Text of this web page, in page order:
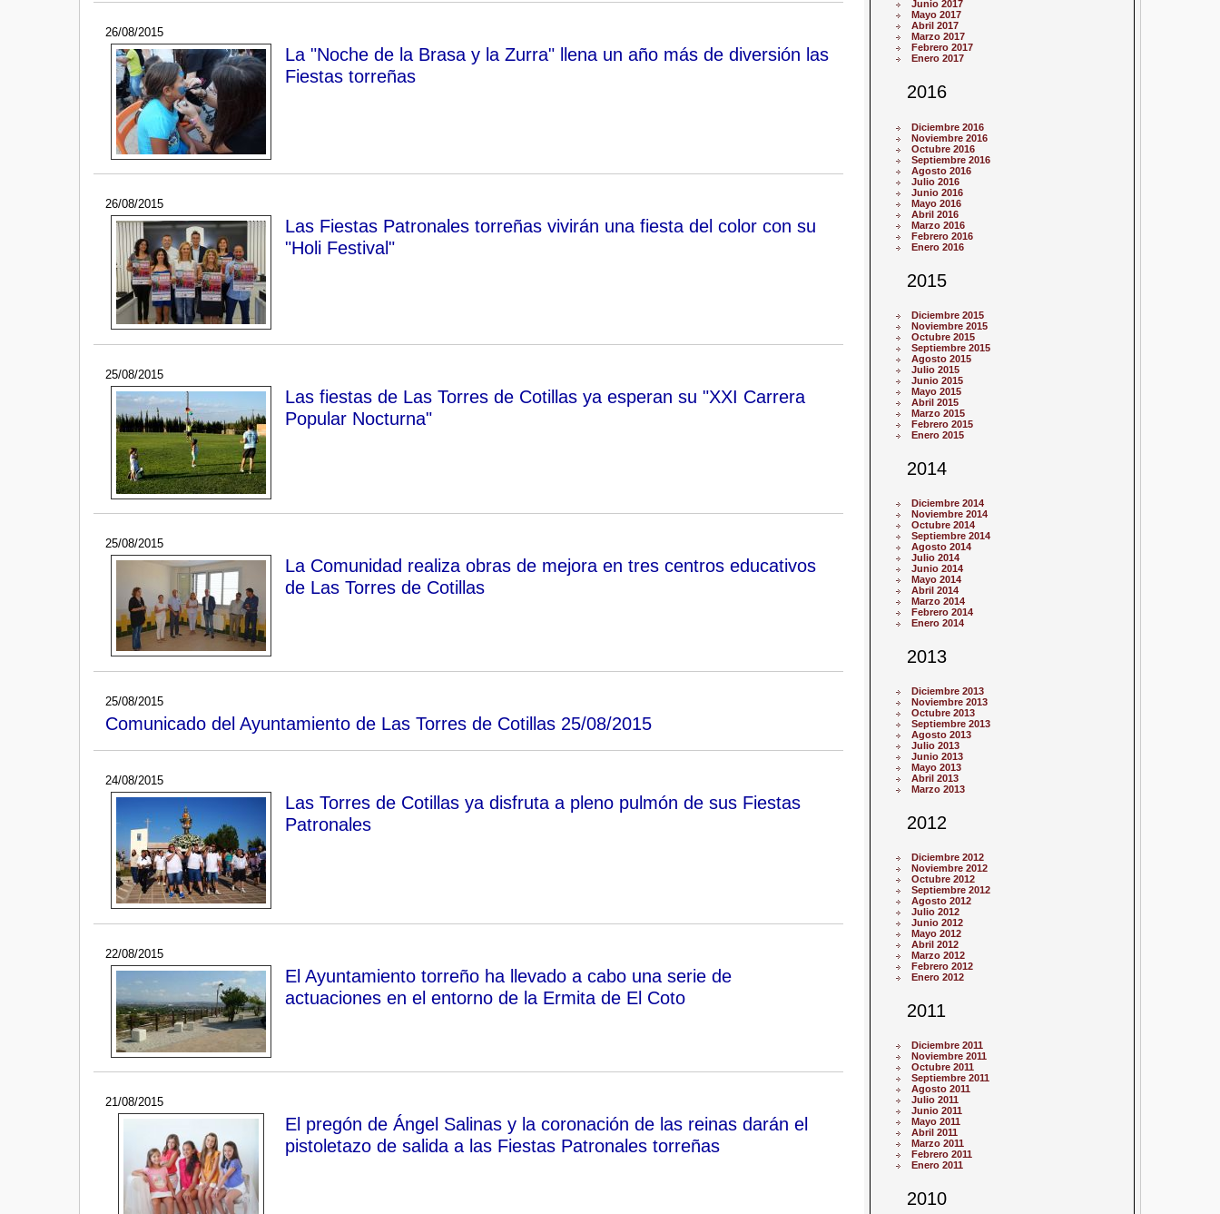
26/08/2015
La "Noche de la Brasa y la Zurra" llena un año más de diversión las
Fiestas torreñas
26/08/2015
Las Fiestas Patronales torreñas vivirán una fiesta del color con su
"Holi Festival"
25/08/2015
Las fiestas de Las Torres de Cotillas ya esperan su "XXI Carrera
Popular Nocturna"
25/08/2015
La Comunidad realiza obras de mejora en tres centros educativos
de Las Torres de Cotillas
25/08/2015
Comunicado del Ayuntamiento de Las Torres de Cotillas 25/08/2015
24/08/2015
Las Torres de Cotillas ya disfruta a pleno pulmón de sus Fiestas
Patronales
22/08/2015
El Ayuntamiento torreño ha llevado a cabo una serie de
actuaciones en el entorno de la Ermita de El Coto
21/08/2015
El pregón de Ángel Salinas y la coronación de las reinas darán el
pistoletazo de salida a las Fiestas Patronales torreñas
Junio 2017
Mayo 2017
Abril 2017
Marzo 2017
Febrero 2017
Enero 2017
2016
Diciembre 2016
Noviembre 2016
Octubre 2016
Septiembre 2016
Agosto 2016
Julio 2016
Junio 2016
Mayo 2016
Abril 2016
Marzo 2016
Febrero 2016
Enero 2016
2015
Diciembre 2015
Noviembre 2015
Octubre 2015
Septiembre 2015
Agosto 2015
Julio 2015
Junio 2015
Mayo 2015
Abril 2015
Marzo 2015
Febrero 2015
Enero 2015
2014
Diciembre 2014
Noviembre 2014
Octubre 2014
Septiembre 2014
Agosto 2014
Julio 2014
Junio 2014
Mayo 2014
Abril 2014
Marzo 2014
Febrero 2014
Enero 2014
2013
Diciembre 2013
Noviembre 2013
Octubre 2013
Septiembre 2013
Agosto 2013
Julio 2013
Junio 2013
Mayo 2013
Abril 2013
Marzo 2013
2012
Diciembre 2012
Noviembre 2012
Octubre 2012
Septiembre 2012
Agosto 2012
Julio 2012
Junio 2012
Mayo 2012
Abril 2012
Marzo 2012
Febrero 2012
Enero 2012
2011
Diciembre 2011
Noviembre 2011
Octubre 2011
Septiembre 2011
Agosto 2011
Julio 2011
Junio 2011
Mayo 2011
Abril 2011
Marzo 2011
Febrero 2011
Enero 2011
2010